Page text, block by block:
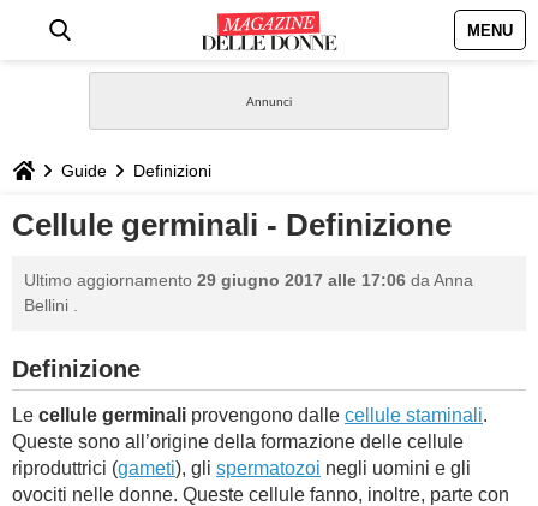
MENU
STILE
BIOGRAFIE
CAPELLI
Guide Definizioni
Cellule germinali - Definizione
Ultimo aggiornamento 29 giugno 2017 alle 17:06 da Anna
Bellini
Definizione
Le cellule germinali provengono dalle cellule staminali.
Queste sono all’origine della formazione delle cellule
riproduttrici (gameti), gli spermatozoi negli uomini e gli
ovociti nelle donne. Queste cellule fanno, inoltre, parte con